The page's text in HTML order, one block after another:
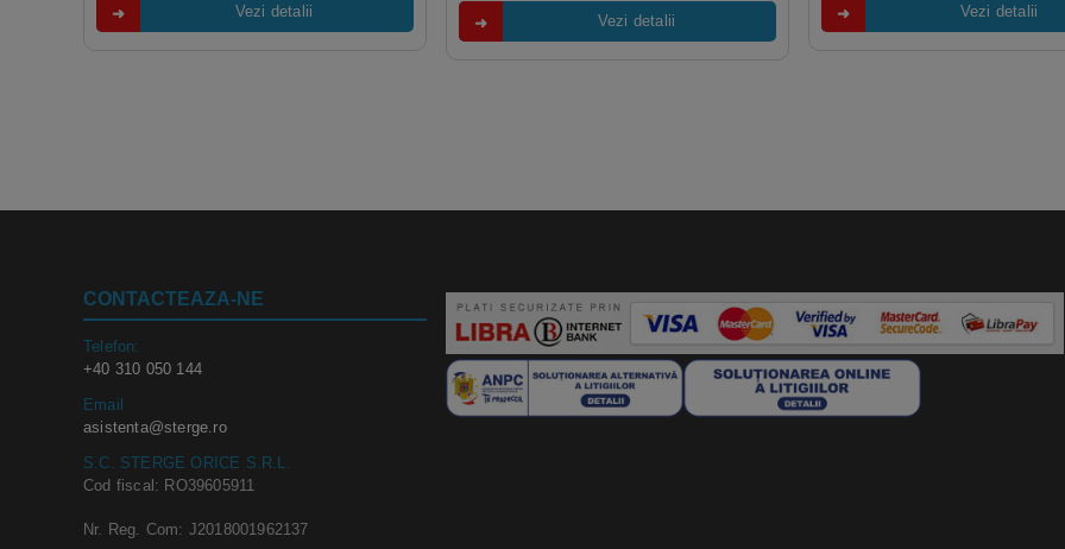
Vezi detalii
Vezi detalii
Vezi detalii
CONTACTEAZA-NE
Telefon:
+40 310 050 144
Email
asistenta@sterge.ro
S.C. STERGE ORICE S.R.L.
Cod fiscal: RO39605911
Nr. Reg. Com: J2018001962137